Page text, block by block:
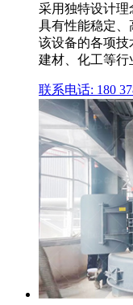
采用独特设计
具有性能稳定、
该设备的各项技
建材、化工等行
联系电话: 180